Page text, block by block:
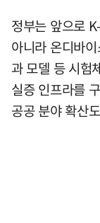
정부는 앞으로
아니라 온디바
과 모델 등 시험
실증 인프라를
공공 분야 확산